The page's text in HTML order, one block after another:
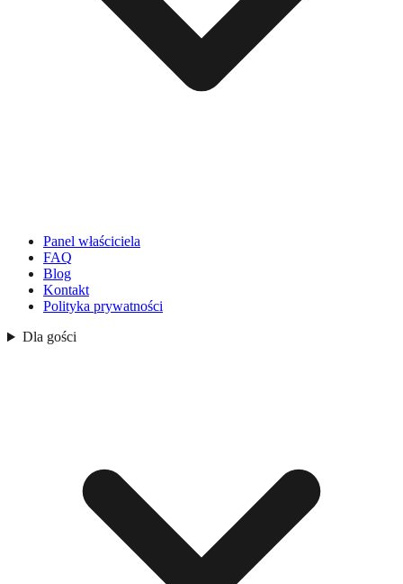
Panel właściciela
FAQ
Blog
Kontakt
Polityka prywatności
Dla gości